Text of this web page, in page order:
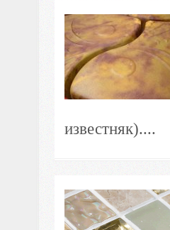
известняк)....